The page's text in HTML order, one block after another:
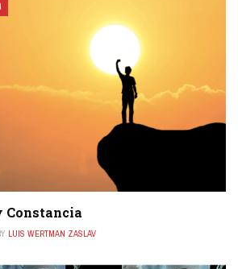
Constancia
LUIS WERTMAN ZASLAV